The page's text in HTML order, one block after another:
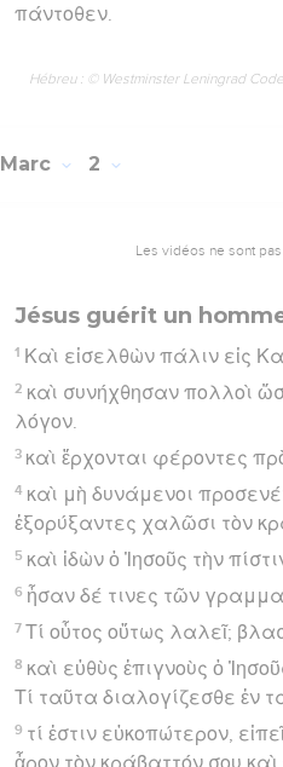
πάντοθεν.
Hébreu : © Westminster Leningrad
Marc 2
Les vidéos ne sont
Jésus guérit un
1 Καὶ εἰσελθὼν πάλιν εἰς
2 καὶ συνήχθησαν πολλοὶ
λόγον.
3 καὶ ἔρχονται φέροντες
4 καὶ μὴ δυνάμενοι
ἐξορύξαντες χαλῶσι τὸν
5 καὶ ἰδὼν ὁ Ἰησοῦς τὴν
6 ἦσαν δέ τινες τῶν
7 Τί οὗτος οὕτως λαλεῖ;
8 καὶ εὐθὺς ἐπιγνοὺς ὁ
Τί ταῦτα διαλογίζεσθε ἐν
9 τί ἐστιν εὐκοπώτερον,
ἆρον τὸν κράβαττόν σου